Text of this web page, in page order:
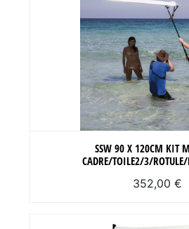
SSW 90 X 120CM KIT
CADRE/TOILE2/3/
352,00 €